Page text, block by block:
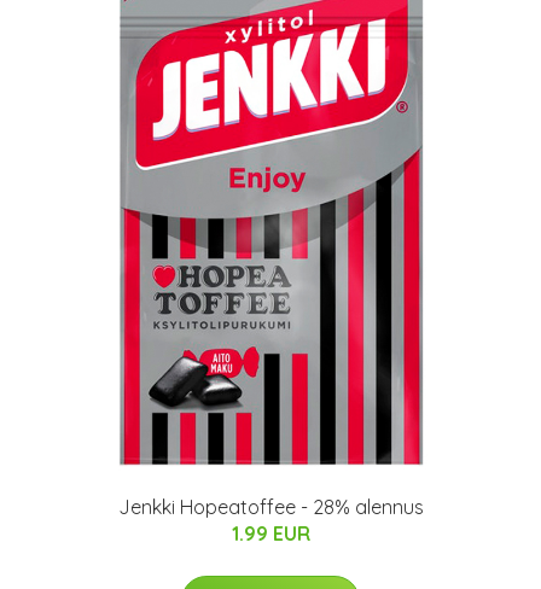
Jenkki Hopeatoffee - 28% alennus
1.99 EUR